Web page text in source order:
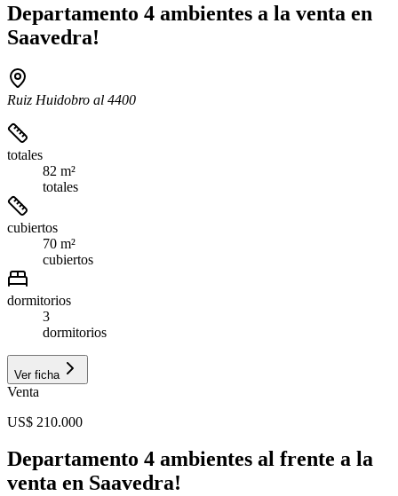
Departamento 4 ambientes a la venta en
Saavedra!
Ruiz Huidobro al 4400
totales
82 m²
totales
cubiertos
70 m²
cubiertos
dormitorios
3
dormitorios
Ver ficha
Venta
US$ 210.000
Departamento 4 ambientes al frente a la
venta en Saavedra!